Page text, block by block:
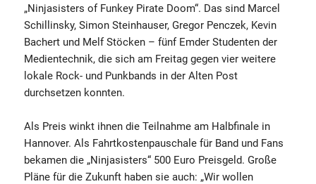
„Ninjasisters of Funkey Pirate Doom“. Das sind Marcel
Schillinsky, Simon Steinhauser, Gregor Penczek, Kevin
Bachert und Melf Stöcken – fünf Emder Studenten der
Medientechnik, die sich am Freitag gegen vier weitere
lokale Rock- und Punkbands in der Alten Post
durchsetzen konnten.
Als Preis winkt ihnen die Teilnahme am Halbfinale in
Hannover. Als Fahrtkostenpauschale für Band und Fans
bekamen die „Ninjasisters“ 500 Euro Preisgeld. Große
Pläne für die Zukunft haben sie auch: „Wir wollen